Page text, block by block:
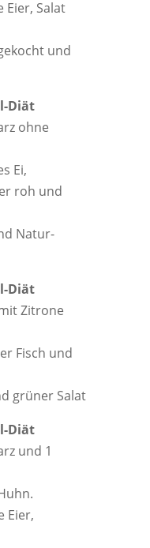
Eier, Salat
und
Diät
ohne
Ei,
roh und
Natur-
Diät
Zitrone
Fisch und
grüner Salat
Diät
und 1
Eier,